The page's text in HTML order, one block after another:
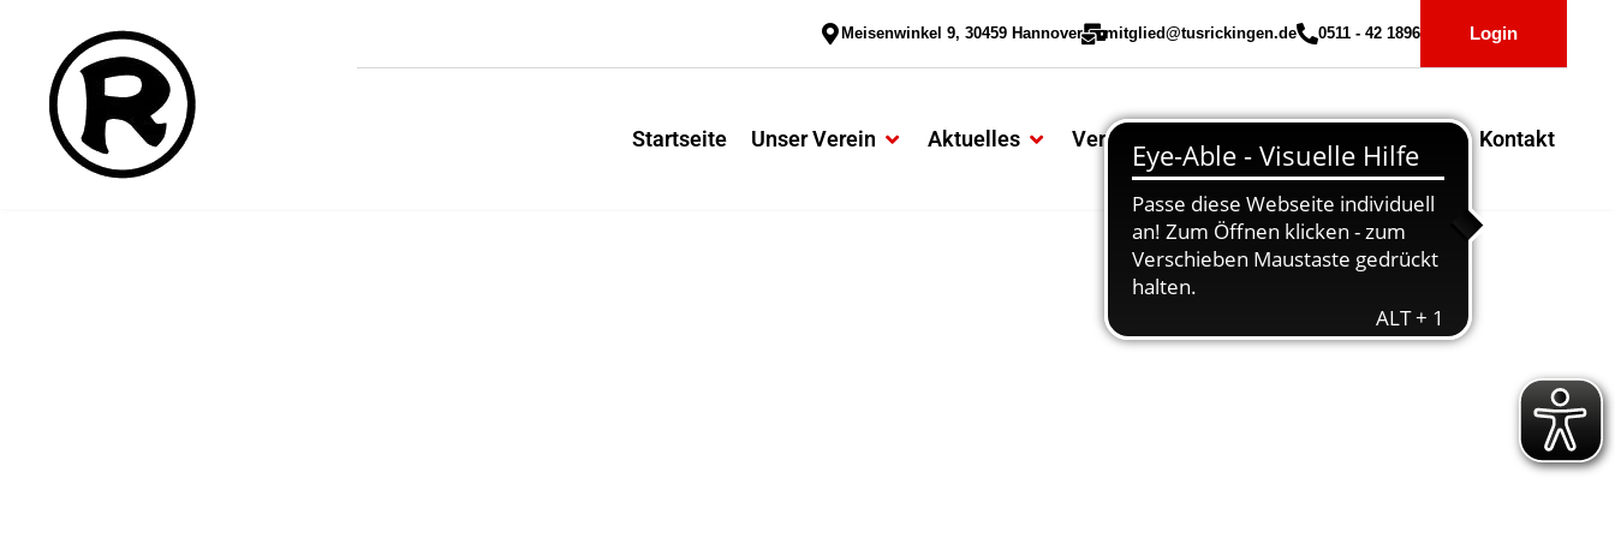
Meisenwinkel 9, 30459 Hannover mitglied@tusrickingen.de 0511 - 42 1896 Login
Startseite Unser Verein Aktuelles Vereinssport Kontakt